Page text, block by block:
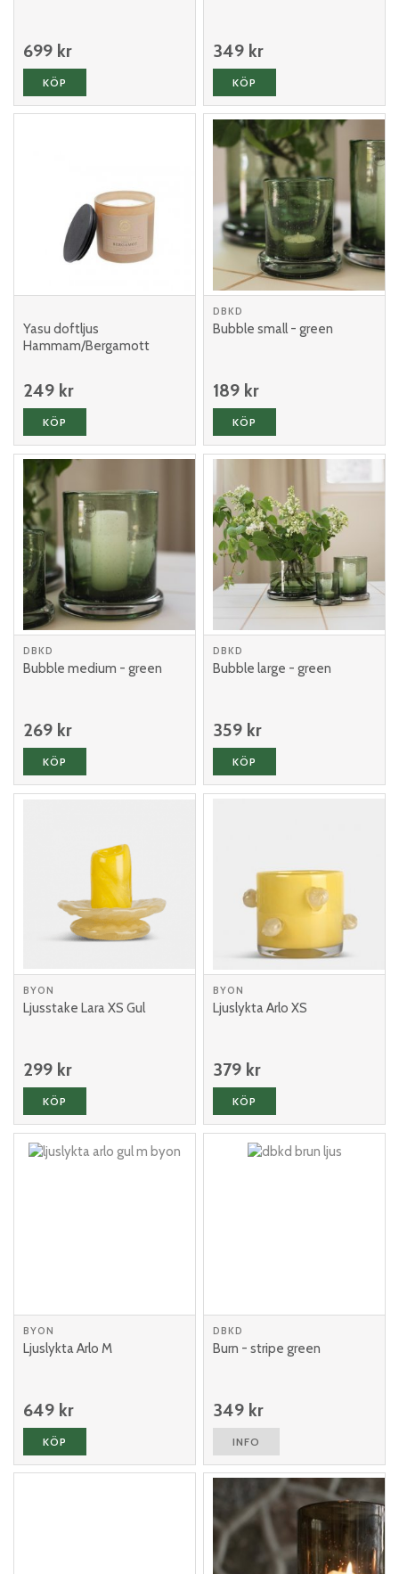
699 kr
KÖP
349 kr
KÖP
Yasu doftljus
Hammam/Bergamott
249 kr
KÖP
DBKD
Bubble small - green
189 kr
KÖP
DBKD
Bubble medium - green
269 kr
KÖP
DBKD
Bubble large - green
359 kr
KÖP
BYON
Ljusstake Lara XS Gul
299 kr
KÖP
BYON
Ljuslykta Arlo XS
379 kr
KÖP
BYON
Ljuslykta Arlo M
649 kr
KÖP
DBKD
Burn - stripe green
349 kr
INFO